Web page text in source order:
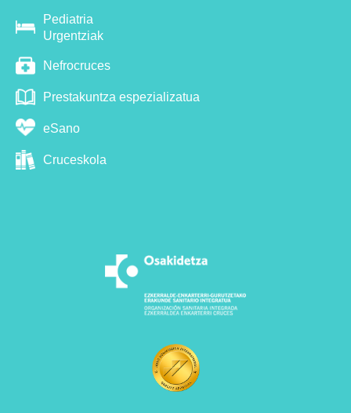
Pediatria
Urgentziak
Nefrocruces
Prestakuntza espezializatua
eSano
Cruceskola